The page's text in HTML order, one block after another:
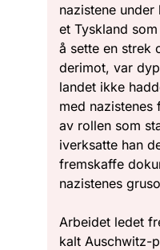
nazistene
et Tyskland
å sette en strek
derimot, var
landet ikke
med
av rollen som
iverksatte han
fremskaffe
nazistenes
Arbeidet ledet
kalt Auschwitz-